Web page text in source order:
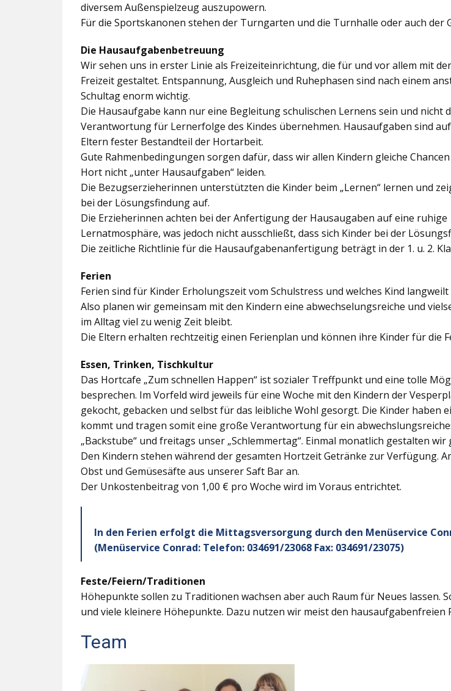
diversem Außenspielzeug auszupowern.
Für die Sportskanonen stehen der Turngarten und die Turnhalle oder auch der
Die Hausaufgabenbetreuung
Wir sehen uns in erster Linie als Freizeiteinrichtung, die für und vor allem mit
Freizeit gestaltet. Entspannung, Ausgleich und Ruhephasen sind nach einem
Schultag enorm wichtig.
Die Hausaufgabe kann nur eine Begleitung schulischen Lernens sein und nicht
Verantwortung für Lernerfolge des Kindes übernehmen. Hausaufgaben sind
Eltern fester Bestandteil der Hortarbeit.
Gute Rahmenbedingungen sorgen dafür, dass wir allen Kindern gleiche
Hort nicht „unter Hausaufgaben“ leiden.
Die Bezugserzieherinnen unterstützten die Kinder beim „Lernen“ lernen und
bei der Lösungsfindung auf.
Die Erzieherinnen achten bei der Anfertigung der Hausaugaben auf eine ruhige
Lernatmosphäre, was jedoch nicht ausschließt, dass sich Kinder bei der
Die zeitliche Richtlinie für die Hausaufgabenanfertigung beträgt in der 1. u. 2.
Ferien
Ferien sind für Kinder Erholungszeit vom Schulstress und welches Kind
Also planen wir gemeinsam mit den Kindern eine abwechselungsreiche und
im Alltag viel zu wenig Zeit bleibt.
Die Eltern erhalten rechtzeitig einen Ferienplan und können ihre Kinder für die
Essen, Trinken, Tischkultur
Das Hortcafe „Zum schnellen Happen“ ist sozialer Treffpunkt und eine tolle
besprechen. Im Vorfeld wird jeweils für eine Woche mit den Kindern der
gekocht, gebacken und selbst für das leibliche Wohl gesorgt. Die Kinder haben
kommt und tragen somit eine große Verantwortung für ein
„Backstube“ und freitags unser „Schlemmertag“. Einmal monatlich gestalten
Den Kindern stehen während der gesamten Hortzeit Getränke zur Verfügung.
Obst und Gemüsesäfte aus unserer Saft Bar an.
Der Unkostenbeitrag von 1,00 € pro Woche wird im Voraus entrichtet.
In den Ferien erfolgt die Mittagsversorgung durch den Menüservice
(Menüservice Conrad: Telefon: 034691/23068 Fax: 034691/23075)
Feste/Feiern/Traditionen
Höhepunkte sollen zu Traditionen wachsen aber auch Raum für Neues lassen.
und viele kleinere Höhepunkte. Dazu nutzen wir meist den hausaufgabenfreien
Team